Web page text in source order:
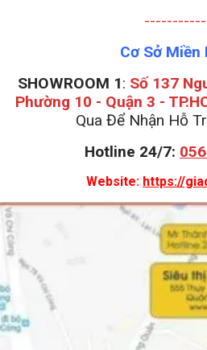
Cơ Sở Miền
SHOWROOM 1: Số 137
Phường 10 - Quận 3 -
Qua Để Nhận Hỗ
Hotline 24/7:
Website: https://